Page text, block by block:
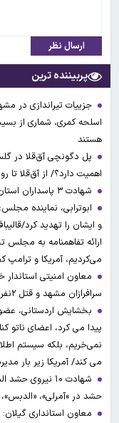
ارسال نظر
پربیننده ترین
جزییات تیراندازی در
اسلحه کمری، شماری از
هستند
پل دگونچی آق‌قلا در
اهمیت دارد؟/ از آق‌قلا
شهادت ۳ ‌پاسداران استان زنجان در حمله موشکی آمریکا
و ایشان را تهدید کرد/
ارائه تفاهمنامه به
می‌کردیم، آمریکا و
معاون امنیتی استاندار
سرافرازان مشهد و قتل ۲نفر را تایید کرد
بخشایش اردستانی،
پیدا می کرد، اعضای ناتو
نمی‌خریم، بلکه سیستم
می کند/ آمریکا زیر بار
شهادت ۱۰
حشد در »آمرلی»،
معاون استانداری